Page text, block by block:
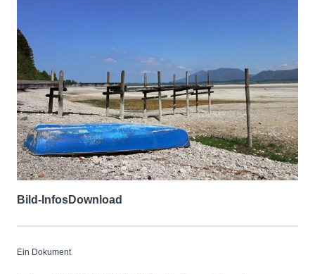
Bild-InfosDownload
Ein Dokument